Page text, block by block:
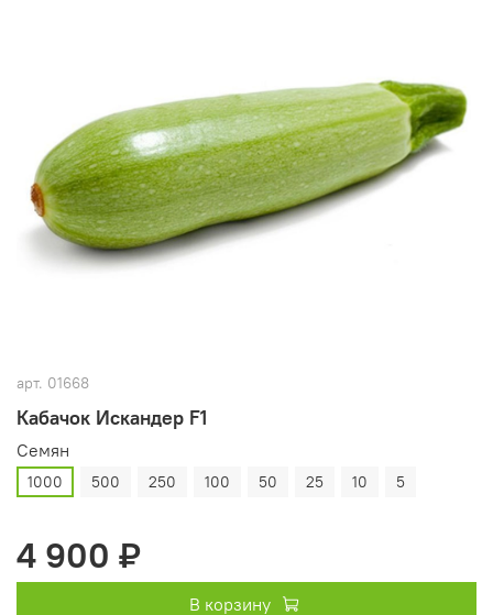
арт. 01668
Кабачок Искандер F1
Семян
1000 500 250 100 50 25 10 5
4 900 ₽
В корзину